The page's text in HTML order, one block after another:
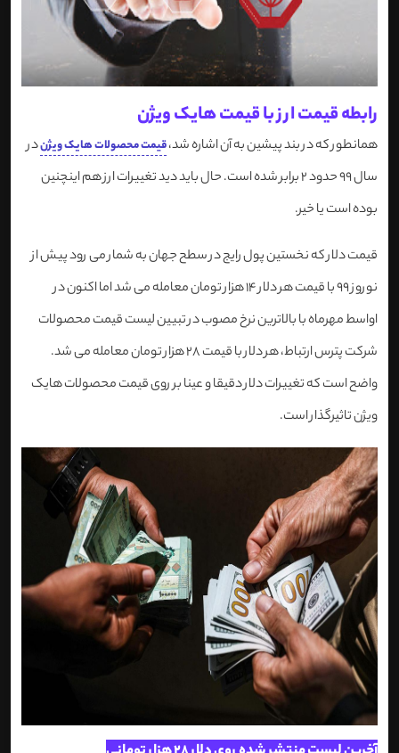
رابطه قیمت ارز با قیمت هایک ویژن
همانطور که در بند پیشین به آن اشاره شد،قیمت محصولات هایک ویژندر
سال 99 حدود 2 برابر شده است. حال باید دید تغییرات ارز هم اینچنین
بوده است یا خیر.
قیمت دلار که نخستین پول رایج در سطح جهان به شمار می رود پیش از
نوروز 99 با قیمت هر دلار 14 هزار تومان معامله می شد اما اکنون در
اواسط مهرماه با بالاترین نرخ مصوب در تبیین لیست قیمت محصولات
شرکت پترس ارتباط، هر دلار با قیمت 28 هزار تومان معامله می شد.
واضح است که تغییرات دلار دقیقا و عینا بر روی قیمت محصولات هایک
ویژن تاثیرگذار است.